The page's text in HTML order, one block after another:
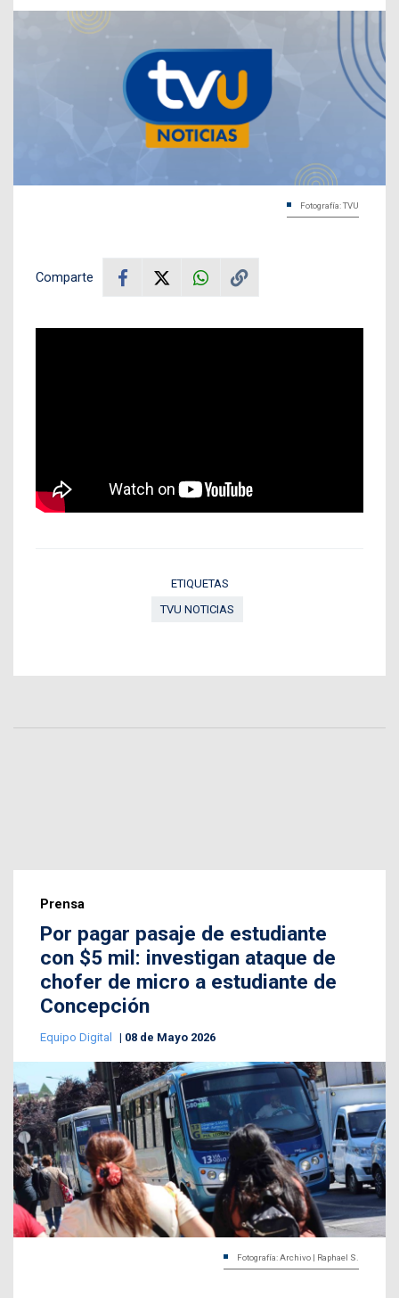
Fotografía: TVU
Comparte
ETIQUETAS
TVU NOTICIAS
Prensa
Por pagar pasaje de estudiante
con $5 mil: investigan ataque de
chofer de micro a estudiante de
Concepción
Equipo Digital 08 de Mayo 2026
Fotografía: Archivo | Raphael S.